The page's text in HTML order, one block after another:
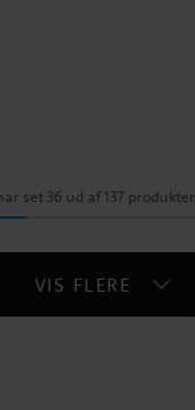
set 36 ud af 137 produkter
VIS FLERE